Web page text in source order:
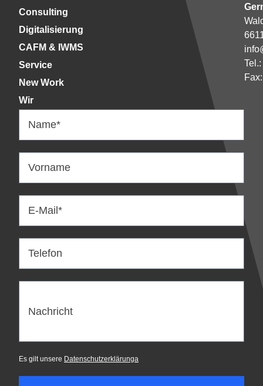
Consulting
Digitalisierung
CAFM & IWMS
Service
New Work
Wir
Name*
Vorname
E-Mail*
Telefon
Nachricht
Es gilt unsere Datenschutzerklärunga